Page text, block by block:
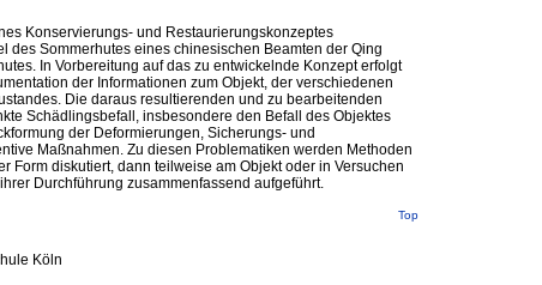
Konservierungs- und Restaurierungskonzeptes
des Sommerhutes eines chinesischen Beamten der Qing
In Vorbereitung auf das zu entwickelnde Konzept erfolgt
der Informationen zum Objekt, der verschiedenen
Die daraus resultierenden und zu bearbeitenden
Schädlingsbefall, insbesondere den Befall des Objektes
der Deformierungen, Sicherungs- und
Maßnahmen. Zu diesen Problematiken werden Methoden
Form diskutiert, dann teilweise am Objekt oder in Versuchen
Durchführung zusammenfassend aufgeführt.
Top
Köln